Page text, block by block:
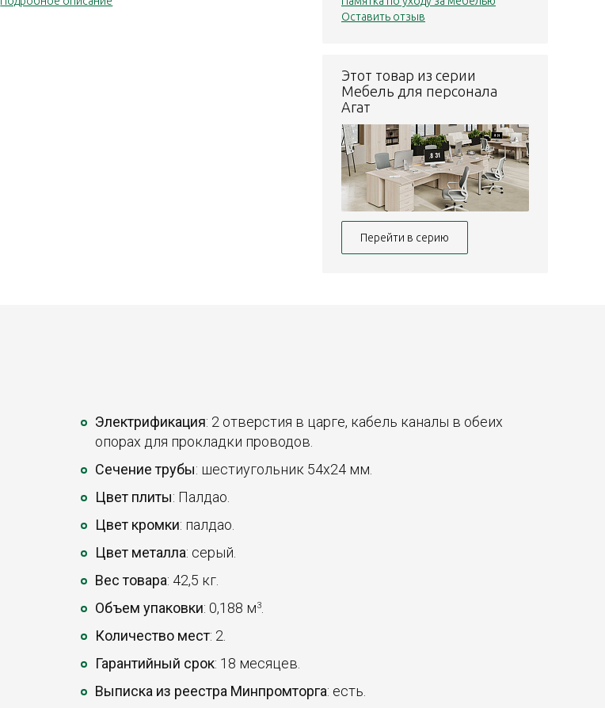
Оставить отзыв
Этот товар из серии
Мебель для персонала
Агат
Перейти в серию
Электрификация: 2 отверстия в царге, кабель каналы в обеих
опорах для прокладки проводов.
Сечение трубы: шестиугольник 54х24 мм.
Цвет плиты: Палдао.
Цвет кромки: палдао.
Цвет металла: серый.
Вес товара: 42,5 кг.
Объем упаковки: 0,188 м3
Количество мест: 2.
Гарантийный срок: 18 месяцев.
Выписка из реестра Минпромторга: есть.